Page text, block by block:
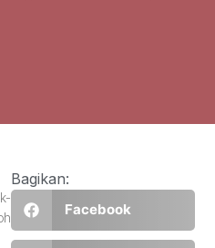
Bagikan:
Facebook